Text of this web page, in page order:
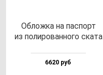
Облож­ка на пас­порт
из по­ли­ро­ван­но­го ска­та
6620 руб